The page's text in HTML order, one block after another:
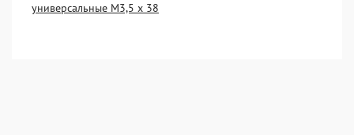
универсальные М3,5 х 38